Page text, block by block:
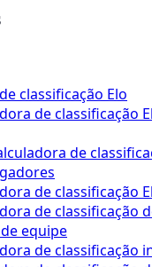
classificação Elo
de classificação
de
de classificação
de classificação
equipe
de classificação